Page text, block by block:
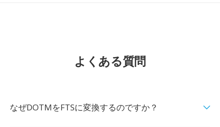
よくある質問
なぜDOTMをFTSに変換するのですか？